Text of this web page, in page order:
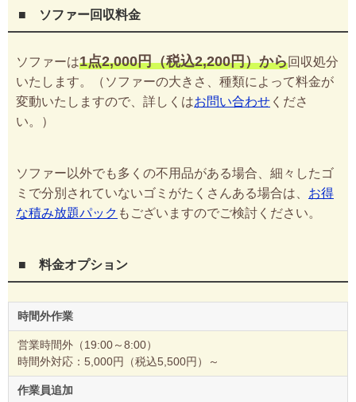
■ ソファー回収料金
ソファーは1点2,000円（税込2,200円）から回収処分
いたします。（ソファーの大きさ、種類によって料金が
変動いたしますので、詳しくはお問い合わせ くださ
い。）
ソファー以外でも多くの不用品がある場合、細々したゴ
ミで分別されていないゴミがたくさんある場合は、 お得
な積み放題パック もございますのでご検討ください。
■ 料金オプション
時間外作業
営業時間外（19:00～8:00）
時間外対応：5,000円（税込5,500円）～
作業員追加